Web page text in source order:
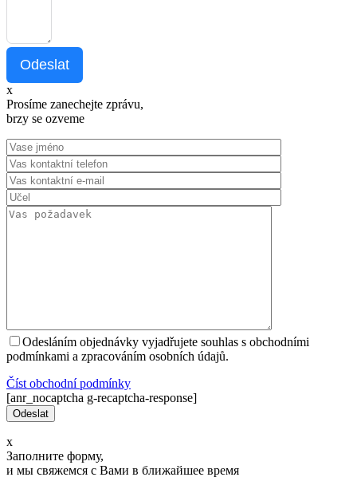
Odeslat
x
Prosíme zanechejte zprávu,
brzy se ozveme
Odesláním objednávky vyjadřujete souhlas s obchodními
podmínkami a zpracováním osobních údajů.
Číst оbchodní podmínky
[anr_nocaptcha g-recaptcha-response]
x
Заполните форму,
и мы свяжемся с Вами в ближайшее время